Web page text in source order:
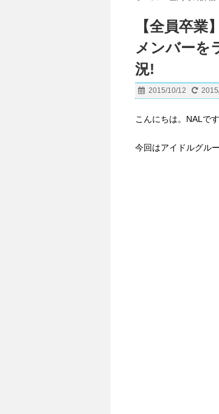
【全員卒
メンバーを
況!
2015/10/12
こんにちは。NALです
今回はアイドルグル